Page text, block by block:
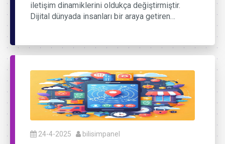
iletişim dinamiklerini oldukça değiştirmiştir.
Dijital dünyada insanları bir araya getiren…
24-4-2025 bilisimpanel